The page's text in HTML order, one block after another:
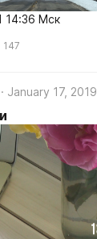
14:36 Мск
147
January 17, 2019